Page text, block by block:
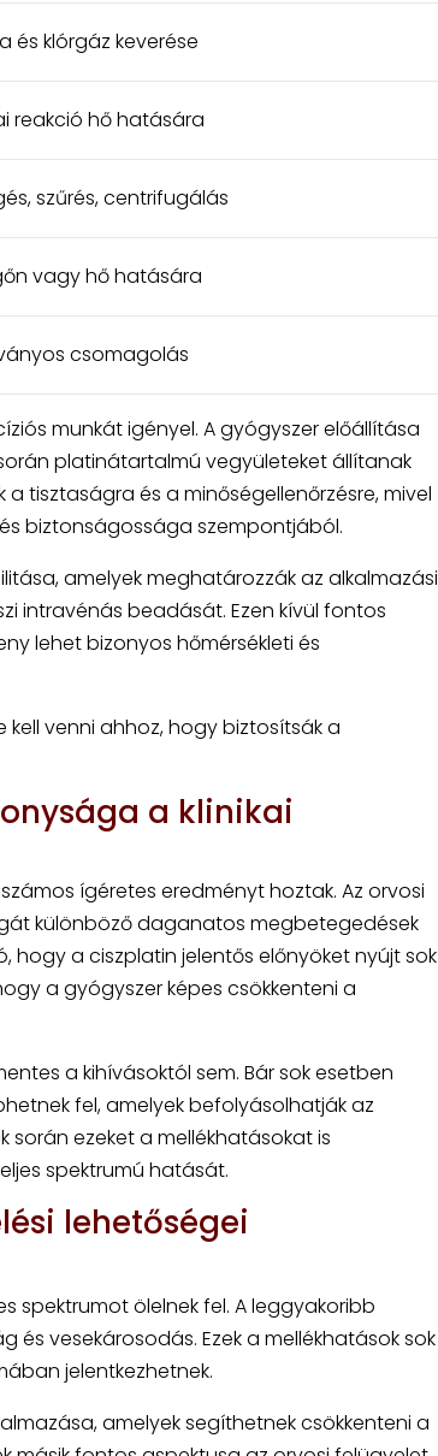
és klórgáz keverése
reakció hő hatására
szűrés, centrifugálás
vagy hő hatására
csomagolás
munkát igényel. A gyógyszer előállítása
platinátartalmú vegyületeket állítanak
tisztaságra és a minőségellenőrzésre, mivel
biztonságossága szempontjából.
amelyek meghatározzák az alkalmazási
intravénás beadását. Ezen kívül fontos
lehet bizonyos hőmérsékleti és
venni ahhoz, hogy biztosítsák a
a klinikai
ígéretes eredményt hoztak. Az orvosi
különböző daganatos megbetegedések
a ciszplatin jelentős előnyöket nyújt sok
a gyógyszer képes csökkenteni a
a kihívásoktól sem. Bár sok esetben
fel, amelyek befolyásolhatják az
során ezeket a mellékhatásokat is
spektrumú hatását.
lehetőségei
spektrumot ölelnek fel. A leggyakoribb
vesekárosodás. Ezek a mellékhatások sok
jelentkezhetnek.
amelyek segíthetnek csökkenteni a